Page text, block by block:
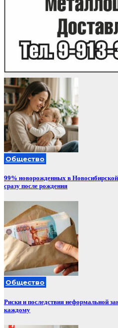
Общество
99% новорожденных в
сразу после рождения
Общество
Риски и последствия неформальной
каждому